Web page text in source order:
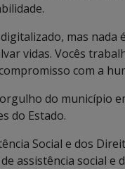
mas
vidas. Vocês
com a
do município
do Estado.
Social e dos
assistência social e